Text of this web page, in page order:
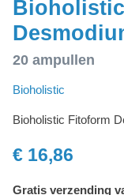
20 ampullen
Bioholistic
Bioholistic Fitoform
€ 16,86
Gratis verzending